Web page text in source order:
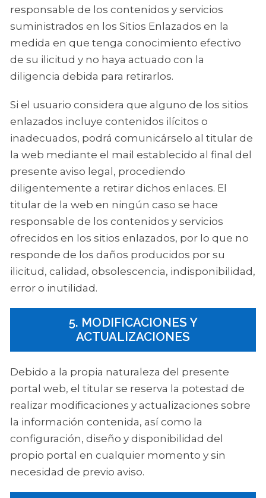
responsable de los contenidos y servicios
suministrados en los Sitios Enlazados en la
medida en que tenga conocimiento efectivo
de su ilicitud y no haya actuado con la
diligencia debida para retirarlos.
Si el usuario considera que alguno de los sitios
enlazados incluye contenidos ilícitos o
inadecuados, podrá comunicárselo al titular de
la web mediante el mail establecido al final del
presente aviso legal, procediendo
diligentemente a retirar dichos enlaces. El
titular de la web en ningún caso se hace
responsable de los contenidos y servicios
ofrecidos en los sitios enlazados, por lo que no
responde de los daños producidos por su
ilicitud, calidad, obsolescencia, indisponibilidad,
error o inutilidad.
5. MODIFICACIONES Y
ACTUALIZACIONES
Debido a la propia naturaleza del presente
portal web, el titular se reserva la potestad de
realizar modificaciones y actualizaciones sobre
la información contenida, así como la
configuración, diseño y disponibilidad del
propio portal en cualquier momento y sin
necesidad de previo aviso.